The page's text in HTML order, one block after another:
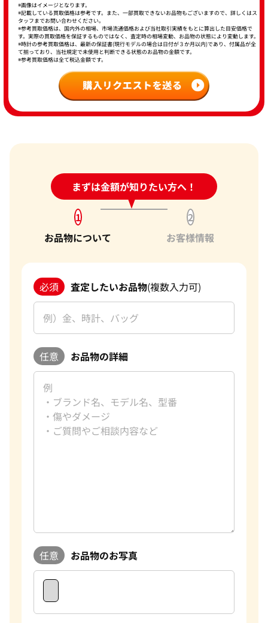
※画像はイメージとなります。
※記載している買取価格は参考です。また、一部買取できないお品物もございますので、詳しくはス
タッフまでお問い合わせください。
※参考買取価格は、国内外の相場、市場流通価格および当社取引実績をもとに算出した目安価格で
す。実際の買取価格を保証するものではなく、査定時の相場変動、お品物の状態により変動します。
※時計の参考買取価格は、最新の保証書(現行モデルの場合は日付が３か月以内)であり、付属品が全
て揃っており、当社規定で未使用と判断できる状態のお品物の金額です。
※参考買取価格は全て税込金額です。
まずは金額が知りたい方へ！
24時間受付中!問い合わせフォーム
1
お品物について
2
お客様情報
必須 査定したいお品物(複数入力可)
任意 お品物の詳細
任意 お品物のお写真